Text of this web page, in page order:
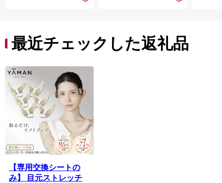
デイ
ファイントゥデイ
最近チェックした返礼品
【専用交換シートの
み】 目元ストレッチ